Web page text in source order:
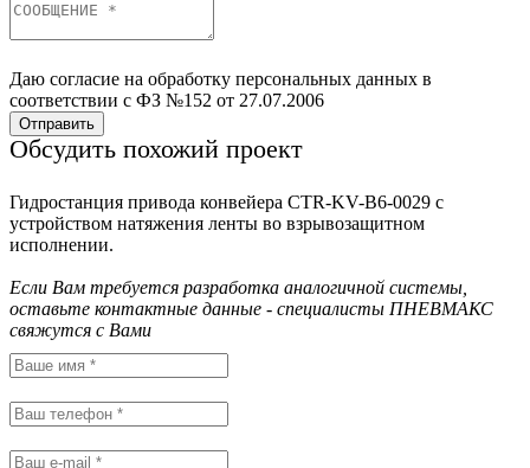
Даю согласие на обработку персональных данных в
соответствии с ФЗ №152 от 27.07.2006
Отправить
Обсудить похожий проект
Гидростанция привода конвейера CTR-KV-B6-0029 с
устройством натяжения ленты во взрывозащитном
исполнении.
Если Вам требуется разработка аналогичной системы,
оставьте контактные данные - специалисты ПНЕВМАКС
свяжутся с Вами